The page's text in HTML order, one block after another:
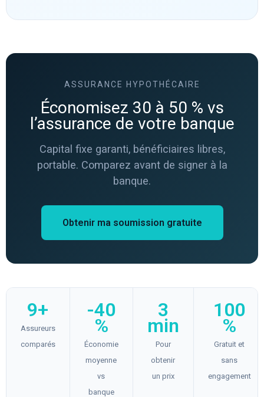
ASSURANCE HYPOTHÉCAIRE
Économisez 30 à 50 % vs
l’assurance de votre banque
Capital fixe garanti, bénéficiaires libres,
portable. Comparez avant de signer à la
banque.
Obtenir ma soumission gratuite
9+
Assureurs
comparés
-40
%
Économie
moyenne
vs
banque
3
min
Pour
obtenir
un prix
100
%
Gratuit et
sans
engagement